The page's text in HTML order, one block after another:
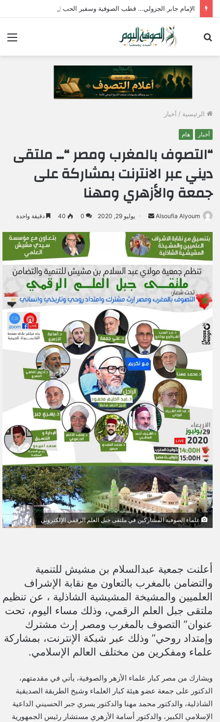
الإمام جابر الجزولي… قطب الصوفية وسفير الحب الإلهي في مصر
الرئيسية / أخبار
أخبار هام
“التصوف بالمغرب ومصر “… ملتقى
ديني عبر الانترنت بمشاركة على
جمعة والأزهري ومهنا
Alsoufia Alyoum
س
ل
ب
ر
ي
د
ا
إ
ل
ك
ت
ر
و
ي
ا
يوليو 29, 2020 0
40 دقيقة واحدة
علماء الصوفية المشاركين في ملتقى جبل العلم الرقمي الإلكتروني
أعلنت جمعية عبدالسلام بن مشيش للتنمية
والتضامن بالمغرب بالتعاون مع نقابة الإشراف
العلميين والمشيخة المشيشية الشاذلية ، عن تنظيم
ملتقى جبل العلم الرقمي، وذلك مساء اليوم، تحت
عنوان” التصوف بالمغرب ومصر إرث مشترك
وإمتداد روحي” وذلك عبر شبكة الإنترنت، بمشاركة
علماء ومفكرين من مختلف العالم الإسلامي.
ويشارك من مصر كبار علماء الأزهر والصوفية، يأتي في مقدمتهم،
الدكتور على جمعة عضو هيئة كبار العلماء وشيخ الطريقة الصديقية
الشاذلية، والدكتور محمد مهنا والدكتور يسري جبر الحسيني الداعية
الإسلامي الكبير، والدكتور أسامة الأزهري مستشار رئيس الجمهورية